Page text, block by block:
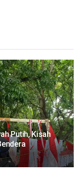
Putih, Kisah